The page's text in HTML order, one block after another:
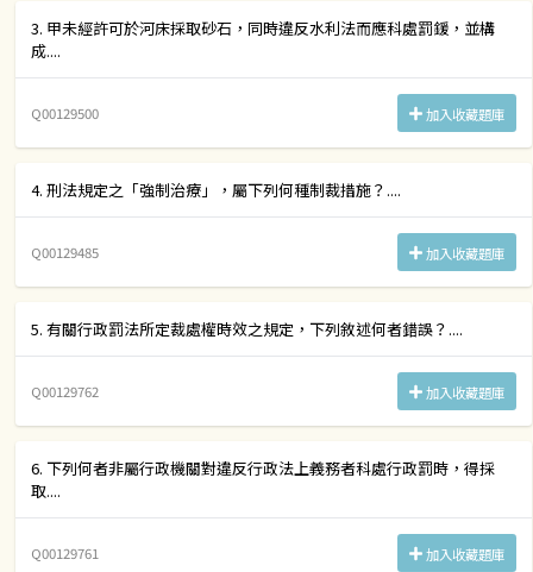
3. 甲未經許可於河床採取砂石，同時違反水利法而應科處罰鍰，並構
成....
Q00129500 加入收藏題庫
4. 刑法規定之「強制治療」，屬下列何種制裁措施？....
Q00129485 加入收藏題庫
5. 有關行政罰法所定裁處權時效之規定，下列敘述何者錯誤？....
Q00129762 加入收藏題庫
6. 下列何者非屬行政機關對違反行政法上義務者科處行政罰時，得採
取....
Q00129761 加入收藏題庫